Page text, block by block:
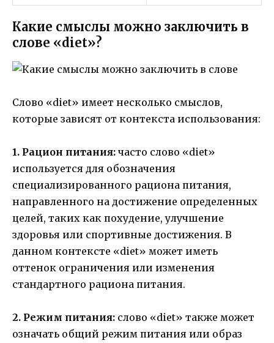
Какие смыслы можно заключить в
слове «diet»?
Слово «diet» имеет несколько смыслов,
которые зависят от контекста использования:
1. Рацион питания: часто слово «diet»
используется для обозначения
специализированного рациона питания,
направленного на достижение определенных
целей, таких как похудение, улучшение
здоровья или спортивные достижения. В
данном контексте «diet» может иметь
оттенок ограничения или изменения
стандартного рациона питания.
2. Режим питания: слово «diet» также может
означать общий режим питания или образ